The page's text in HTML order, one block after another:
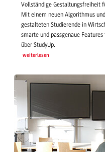
Vollständige Gestaltungsfreiheit
Mit einem neuen Algorithmus
gestalteten Studierende in
smarte und passgenaue
über StudyUp.
weiterlesen